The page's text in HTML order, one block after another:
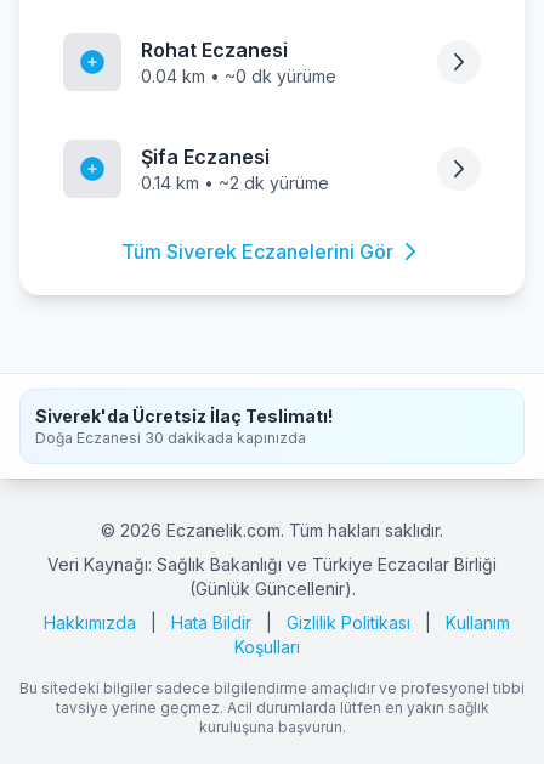
Rohat Eczanesi
0.04 km • ~0 dk yürüme
Şifa Eczanesi
0.14 km • ~2 dk yürüme
Tüm Siverek Eczanelerini Gör
Siverek'da Ücretsiz İlaç Teslimatı!
Doğa Eczanesi 30 dakikada kapınızda
© 2026 Eczanelik.com. Tüm hakları saklıdır.
Veri Kaynağı: Sağlık Bakanlığı ve Türkiye Eczacılar Birliği
(Günlük Güncellenir).
Hakkımızda
Hata Bildir Gizlilik Politikası
Kullanım
Koşulları
Bu sitedeki bilgiler sadece bilgilendirme amaçlıdır ve profesyonel tıbbi
tavsiye yerine geçmez. Acil durumlarda lütfen en yakın sağlık
kuruluşuna başvurun.